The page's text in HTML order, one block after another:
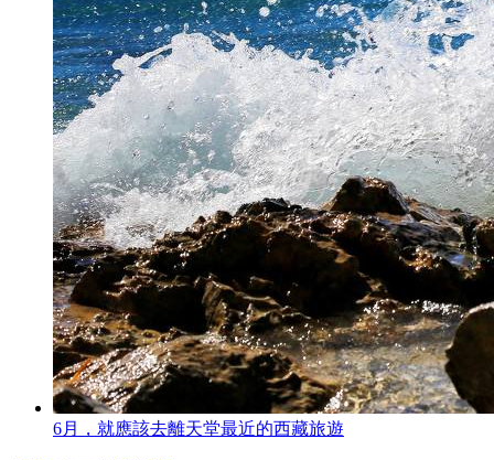
6月，就應該去離天堂最近的西藏旅遊